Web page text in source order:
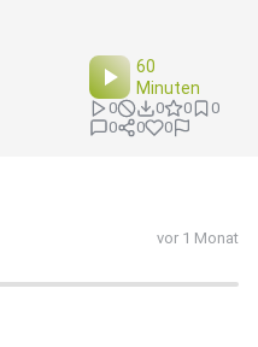
60
Minuten
0 0 0
0
0
0 0
vor 1 Monat